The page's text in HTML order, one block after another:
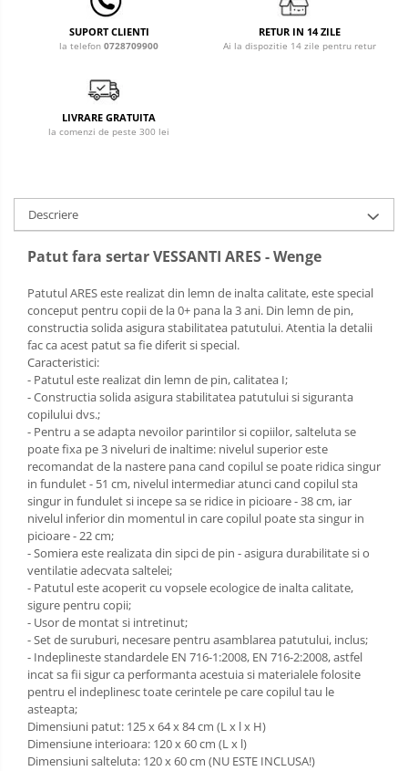
Bariere de protectie pat
Porti de siguranta
Sac de dormit copii
Fotolii copii
Carusele patut
Lampi de veghe
Mobilier Birou
Saltele de infasat
Biciclete
Biciclete copii cu roti 10 inch (2-4
ani)
Biciclete copii cu roti 12 inch (3-6
ani)
Biciclete copii cu roti 14 inch (3-7
ani)
Biciclete copii cu roti 16 inch (4-9
ani)
Biciclete copii cu roti 20 inch
Biciclete cu roti 24 inch
Biciclete cu roti 26 inch
Biciclete cu roti 27 inch
Triciclete copii si adulti
Trotinete copii si adulti
Biciclete fara pedale
Masinute fara pedale
Karturi si masinute cu pedale
Role copii si adulti
SUPORT CLIENTI
la telefon 0728709900
RETUR IN 14 ZILE
Ai la dispozitie 14 zile pentru retur
LIVRARE GRATUITA
la comenzi de peste 300 lei
Descriere
Patut fara sertar VESSANTI ARES - Wenge
Patutul ARES este realizat din lemn de inalta calitate, este special
conceput pentru copii de la 0+ pana la 3 ani. Din lemn de pin,
constructia solida asigura stabilitatea patutului. Atentia la detalii
fac ca acest patut sa fie diferit si special.
Caracteristici:
- Patutul este realizat din lemn de pin, calitatea I;
- Constructia solida asigura stabilitatea patutului si siguranta
copilului dvs.;
- Pentru a se adapta nevoilor parintilor si copiilor, salteluta se
poate fixa pe 3 niveluri de inaltime: nivelul superior este
recomandat de la nastere pana cand copilul se poate ridica singur
in fundulet - 51 cm, nivelul intermediar atunci cand copilul sta
singur in fundulet si incepe sa se ridice in picioare - 38 cm, iar
nivelul inferior din momentul in care copilul poate sta singur in
picioare - 22 cm;
- Somiera este realizata din sipci de pin - asigura durabilitate si o
ventilatie adecvata saltelei;
- Patutul este acoperit cu vopsele ecologice de inalta calitate,
sigure pentru copii;
- Usor de montat si intretinut;
- Set de suruburi, necesare pentru asamblarea patutului, inclus;
- Indeplineste standardele EN 716-1:2008, EN 716-2:2008, astfel
incat sa fii sigur ca performanta acestuia si materialele folosite
pentru el indeplinesc toate cerintele pe care copilul tau le
asteapta;
Dimensiuni patut: 125 x 64 x 84 cm (L x l x H)
Dimensiune interioara: 120 x 60 cm (L x l)
Dimensiuni salteluta: 120 x 60 cm (NU ESTE INCLUSA!)